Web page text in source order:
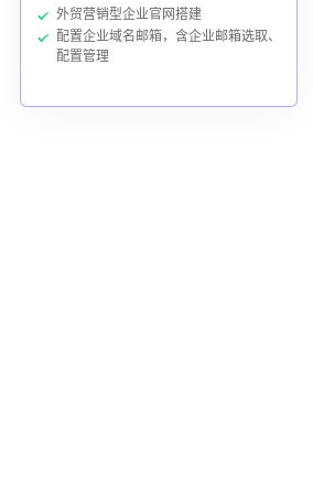
外贸营销型企业官网搭建
配置企业域名邮箱，含企业邮箱选取、
配置管理